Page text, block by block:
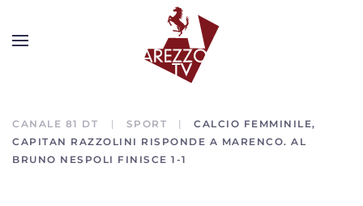
CANALE 81 DT SPORT
CALCIO FEMMINILE,
CAPITAN RAZZOLINI RISPONDE A MARENCO. AL
BRUNO NESPOLI FINISCE 1-1